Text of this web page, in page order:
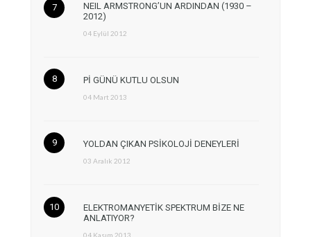
NEIL ARMSTRONG’UN ARDINDAN (1930 –
2012)
04 Eylül 2012
Pİ GÜNÜ KUTLU OLSUN
04 Mart 2013
YOLDAN ÇIKAN PSİKOLOJİ DENEYLERİ
03 Aralık 2012
ELEKTROMANYETİK SPEKTRUM BİZE NE
ANLATIYOR?
04 Kasım 2013